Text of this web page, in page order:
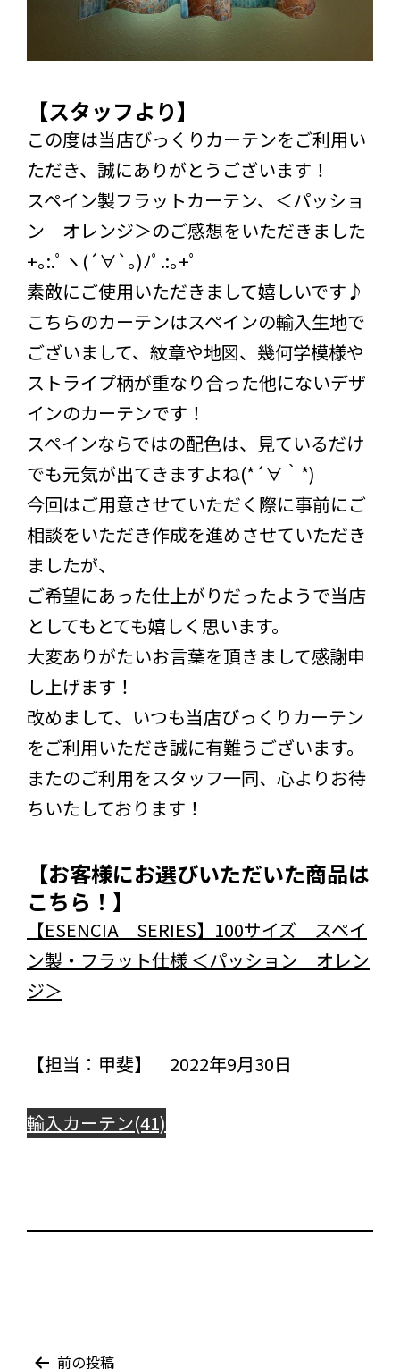
【スタッフより】
この度は当店びっくりカーテンをご利用い
ただき、誠にありがとうございます！
スペイン製フラットカーテン、＜パッショ
ン オレンジ＞のご感想をいただきました
+｡:.ﾟヽ(´∀`｡)ﾉﾟ.:｡+ﾟ
素敵にご使用いただきまして嬉しいです♪
こちらのカーテンはスペインの輸入生地で
ございまして、紋章や地図、幾何学模様や
ストライプ柄が重なり合った他にないデザ
インのカーテンです！
スペインならではの配色は、見ているだけ
でも元気が出てきますよね(*´∀｀*)
今回はご用意させていただく際に事前にご
相談をいただき作成を進めさせていただき
ましたが、
ご希望にあった仕上がりだったようで当店
としてもとても嬉しく思います。
大変ありがたいお言葉を頂きまして感謝申
し上げます！
改めまして、いつも当店びっくりカーテン
をご利用いただき誠に有難うございます。
またのご利用をスタッフ一同、心よりお待
ちいたしております！
【お客様にお選びいただいた商品は
こちら！】
【ESENCIA SERIES】100サイズ スペイ
ン製・フラット仕様 ＜パッション オレン
ジ＞
【担当：甲斐】 2022年9月30日
輸入カーテン(41)
前の投稿